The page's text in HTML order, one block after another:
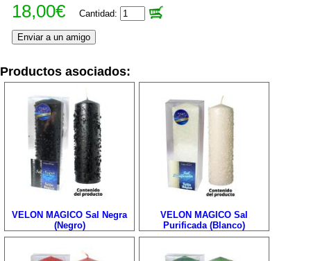
18,00€ Cantidad:
Productos asociados:
VELON MAGICO Sal Negra
(Negro)
VELON MAGICO Sal
Purificada (Blanco)